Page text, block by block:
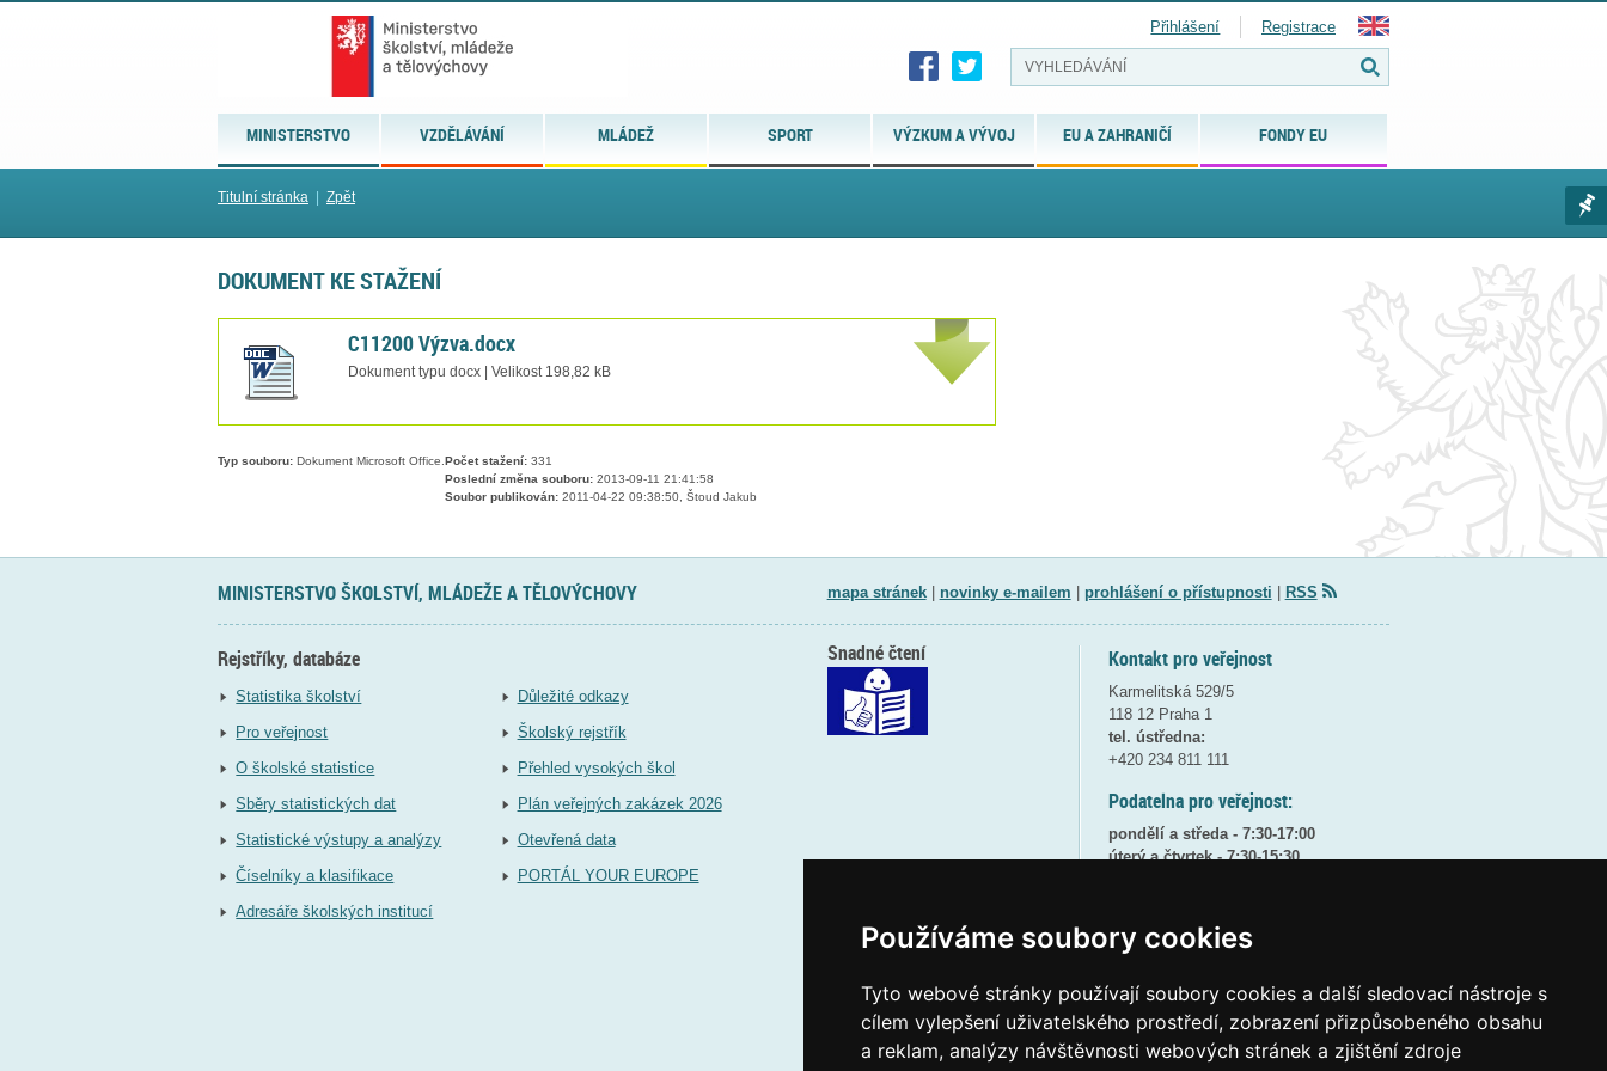
Používáme soubory cookies
Tyto webové stránky používají soubory cookies a další sledovací nástroje s
cílem vylepšení uživatelského prostředí, zobrazení přizpůsobeného obsahu
a reklam, analýzy návštěvnosti webových stránek a zjištění zdroje
MINISTERSTVO VZDĚLÁVÁNÍ MLÁDEŽ SPORT VÝZKUM A VÝVOJ EU A ZAHRANIČÍ FONDY EU
Přihlášení Registrace
Titulní stránka Zpět
DOKUMENT KE STAŽENÍ
C11200 Výzva.docx
Dokument typu docx | Velikost 198,82 kB
Typ souboru: Dokument Microsoft Office. Počet stažení: 331
Poslední změna souboru: 2013-09-11 21:41:58
Soubor publikován: 2011-04-22 09:38:50, Štoud Jakub
MINISTERSTVO ŠKOLSTVÍ, MLÁDEŽE A TĚLOVÝCHOVY mapa stránek| novinky e-mailem prohlášení o přístupnosti RSS
Rejstříky, databáze
Statistika školství
Pro veřejnost
O školské statistice
Sběry statistických dat
Statistické výstupy a analýzy
Číselníky a klasifikace
Adresáře školských institucí
Důležité odkazy
Školský rejstřík
Přehled vysokých škol
Plán veřejných zakázek 2026
Otevřená data
PORTÁL YOUR EUROPE
Kontakt pro veřejnost
Karmelitská 529/5
118 12 Praha 1
tel. ústředna:
+420 234 811 111
Podatelna pro veřejnost:
pondělí a středa - 7:30-17:00
úterý a čtvrtek - 7:30-15:30
8:30 - 9:30 - bezpečnostní přestávka
(více informacíZDE)
Elektronická podatelna:
posta@msmtgov cz
ID datové schránky:vidaawt
Snadné čtení